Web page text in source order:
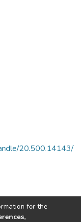
20.500.14143/
for the